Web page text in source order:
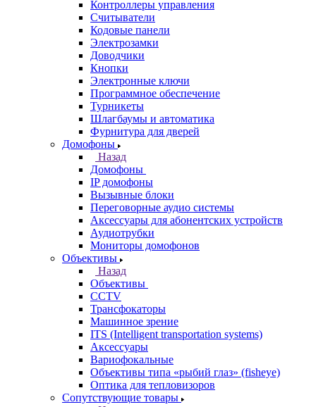
Контроллеры управления
Считыватели
Кодовые панели
Электрозамки
Доводчики
Кнопки
Электронные ключи
Программное обеспечение
Турникеты
Шлагбаумы и автоматика
Фурнитура для дверей
Домофоны
Назад
Домофоны
IP домофоны
Вызывные блоки
Переговорные аудио системы
Аксессуары для абонентских устройств
Аудиотрубки
Мониторы домофонов
Объективы
Назад
Объективы
CCTV
Трансфокаторы
Машинное зрение
ITS (Intelligent transportation systems)
Аксессуары
Вариофокальные
Объективы типа «рыбий глаз» (fisheye)
Оптика для тепловизоров
Сопутствующие товары